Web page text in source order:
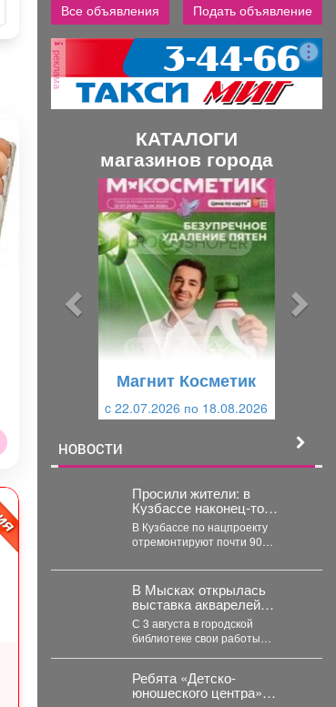
Все объявления
Подать объявление
реклама
КАТАЛОГИ
магазинов города
Магнит Косметик
c 22.07.2026 по 18.08.2026
НОВОСТИ
Просили жители: в
Кузбассе наконец-то
отремонтируют 90 км
проблемной трассы
В Кузбассе по нацпроекту
отремонтируют почти 90
уже привели в порядок...
В Мысках открылась
выставка акварелей
«Воспоминания».
С 3 августа в городской
библиотеке свои работы
Ребята «Детско-
юношеского центра»